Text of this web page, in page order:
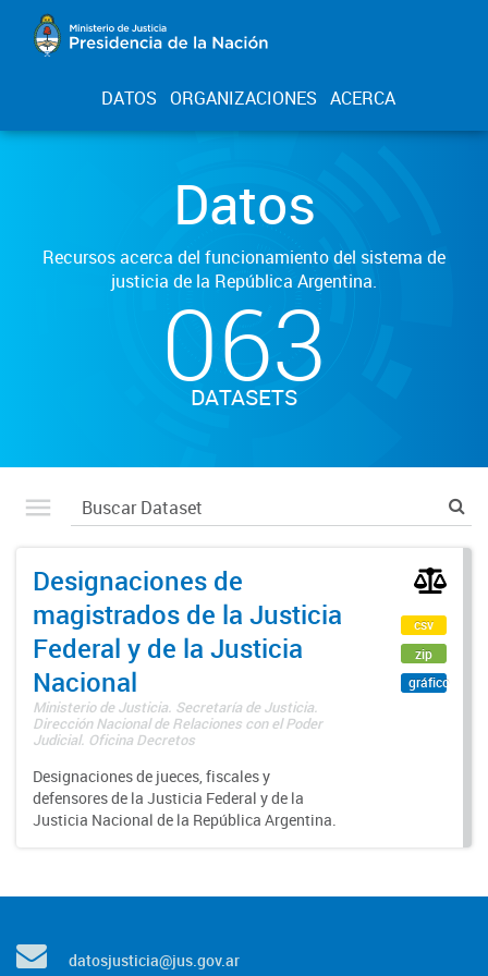
DATOS ORGANIZACIONES ACERCA
Datos
Recursos acerca del funcionamiento del sistema de
justicia de la República Argentina.
063
DATASETS
Designaciones de
magistrados de la Justicia
Federal y de la Justicia
Nacional
Ministerio de Justicia. Secretaría de Justicia.
Dirección Nacional de Relaciones con el Poder
Judicial. Oficina Decretos
Designaciones de jueces, fiscales y
defensores de la Justicia Federal y de la
Justicia Nacional de la República Argentina.
csv
zip
gráfico
datosjusticia@jus.gov.ar